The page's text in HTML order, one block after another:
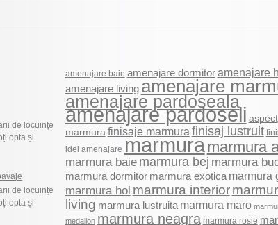
de locuințe
opta și
de locuințe
opta și
amenajare baie amenajare dormitor amenajare
amenajare living amenajare
amenajare pardoseala
amenajare pardoseli aspect
marmura finisaje marmura finisaj lustruit
idei amenajare marmuramarmura
marmura baie marmura bej marmura
marmura dormitor marmura exotica marmura
marmura hol marmura interior
living marmura lustruita marmura maro
medalion marmura neagra marmura rosie